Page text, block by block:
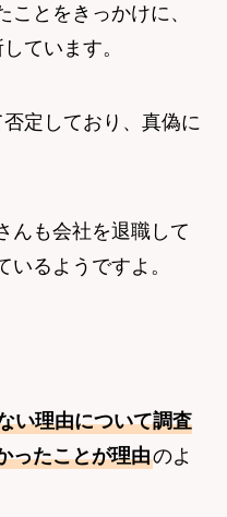
ことをきっかけに、
ています。
定しており、真偽に
んも会社を退職して
るようですよ。
い理由について調査
ったことが理由のよ